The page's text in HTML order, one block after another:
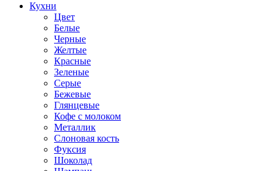
Кухни
Цвет
Белые
Черные
Желтые
Красные
Зеленые
Серые
Бежевые
Глянцевые
Кофе с молоком
Металлик
Слоновая кость
Фуксия
Шоколад